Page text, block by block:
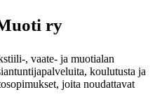
ry
, vaate- ja muotialan
koulutusta ja
joita noudattavat